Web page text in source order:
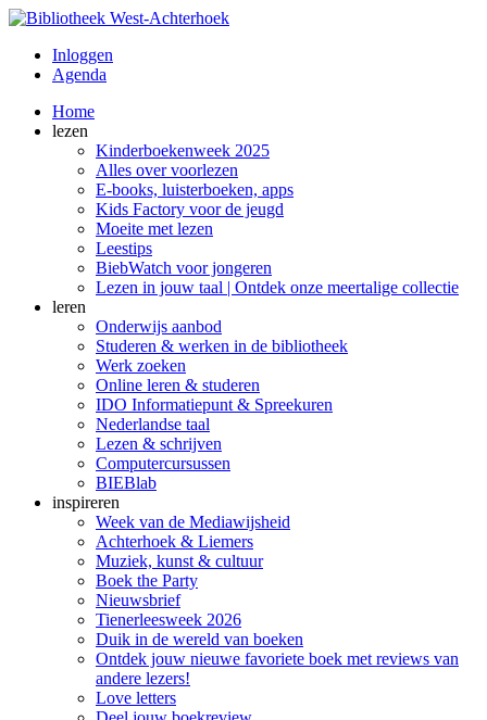
Inloggen
Agenda
Home
lezen
Kinderboekenweek 2025
Alles over voorlezen
E-books, luisterboeken, apps
Kids Factory voor de jeugd
Moeite met lezen
Leestips
BiebWatch voor jongeren
Lezen in jouw taal | Ontdek onze meertalige collectie
leren
Onderwijs aanbod
Studeren & werken in de bibliotheek
Werk zoeken
Online leren & studeren
IDO Informatiepunt & Spreekuren
Nederlandse taal
Lezen & schrijven
Computercursussen
BIEBlab
inspireren
Week van de Mediawijsheid
Achterhoek & Liemers
Muziek, kunst & cultuur
Boek the Party
Nieuwsbrief
Tienerleesweek 2026
Duik in de wereld van boeken
Ontdek jouw nieuwe favoriete boek met reviews van
andere lezers!
Love letters